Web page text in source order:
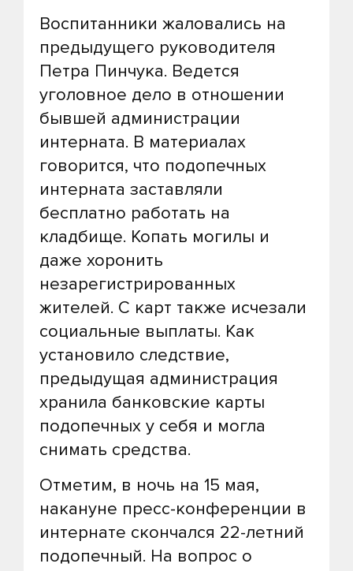
Воспитанники жаловались на
предыдущего руководителя
Петра Пинчука. Ведется
уголовное дело в отношении
бывшей администрации
интерната. В материалах
говорится, что подопечных
интерната заставляли
бесплатно работать на
кладбище. Копать могилы и
даже хоронить
незарегистрированных
жителей. С карт также исчезали
социальные выплаты. Как
установило следствие,
предыдущая администрация
хранила банковские карты
подопечных у себя и могла
снимать средства.
Отметим, в ночь на 15 мая,
накануне пресс-конференции в
интернате скончался 22-летний
подопечный. На вопрос о